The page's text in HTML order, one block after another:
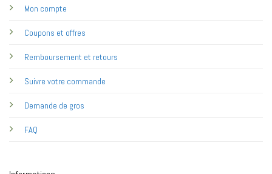
Mon compte
Coupons et offres
Remboursement et retours
Suivre votre commande
Demande de gros
FAQ